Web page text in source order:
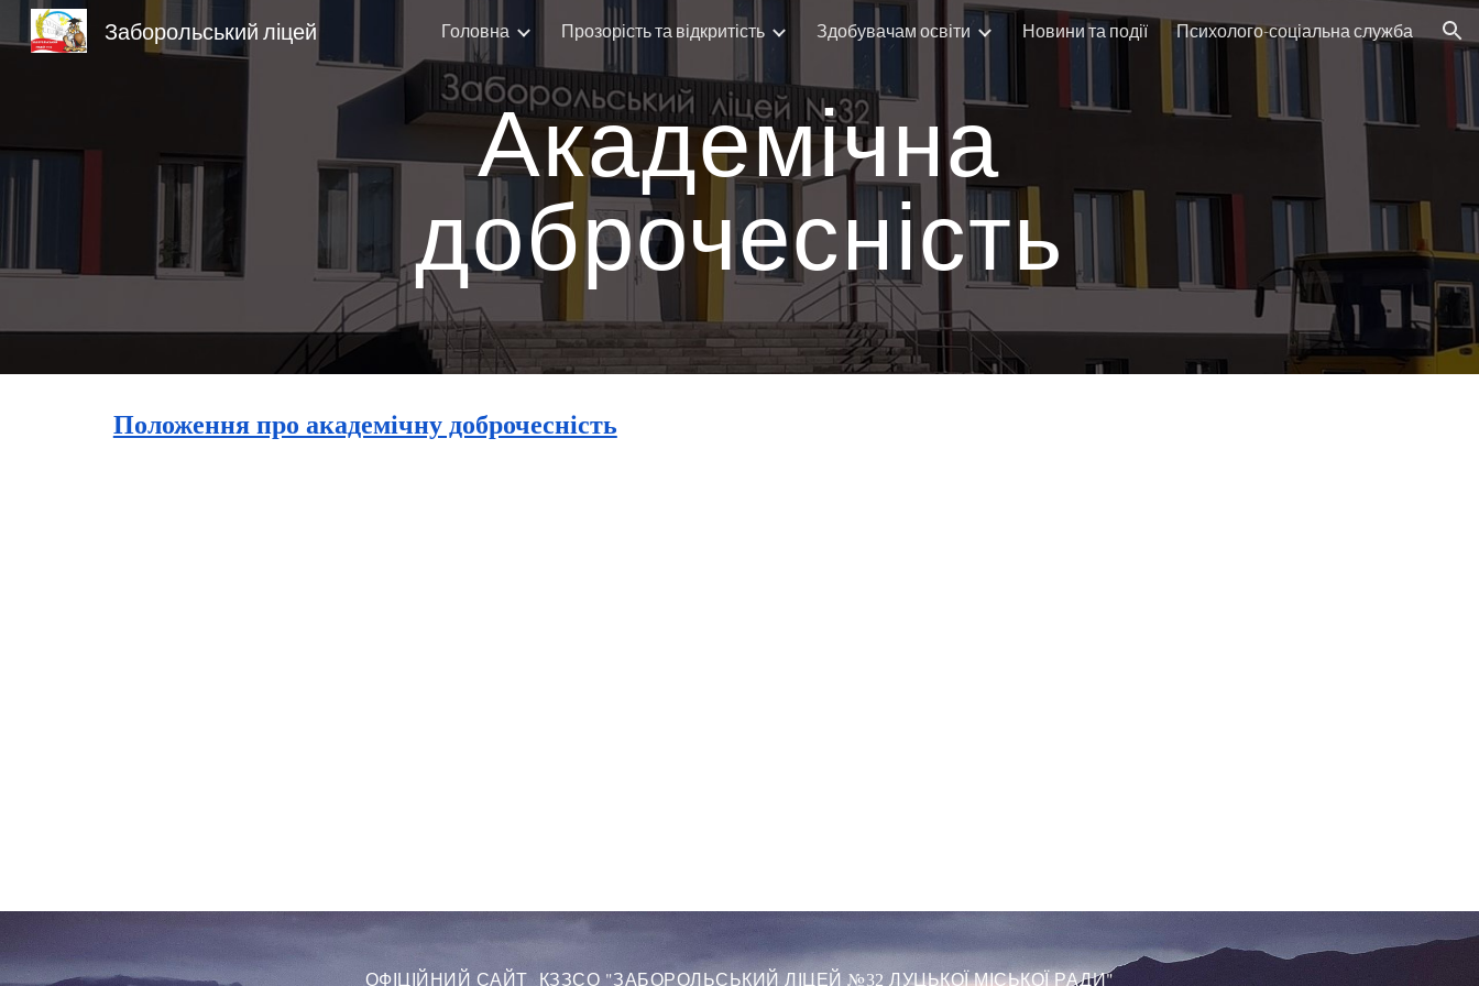
Skip to main content Skip to navigation
Заборольський ліцей Головна Прозорість та відкритість Здобувачам освіти Новини та події Психолого-соціальна служба
Академічна
доброчесність
Положення про академічну доброчесність
ОФІЦІЙНИЙ САЙТ КЗЗСО "ЗАБОРОЛЬСЬКИЙЛІЦЕЙ №32 ЛУЦЬКОЇ МІСЬКОЇ РАДИ"